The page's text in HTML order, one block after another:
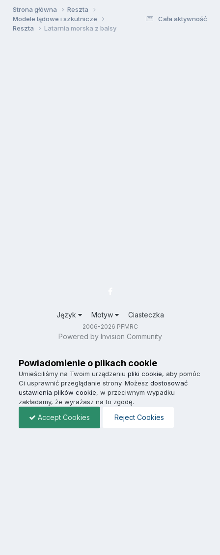
Cała aktywność
Strona główna
Reszta
Modele lądowe i szkutnicze
Reszta
Latarnia morska z balsy
Język Motyw Ciasteczka
2006-2026 PFMRC
Powered by Invision Community
Powiadomienie o plikach cookie
Umieściliśmy na Twoim urządzeniu pliki cookie, aby pomóc
Ci usprawnić przeglądanie strony. Możesz dostosować
ustawienia plików cookie, w przeciwnym wypadku
zakładamy, że wyrażasz na to zgodę.
Accept Cookies Reject Cookies